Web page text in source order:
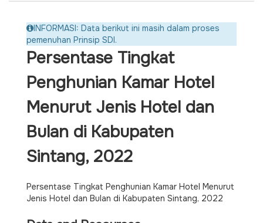
INFORMASI: Data berikut ini masih dalam proses
pemenuhan Prinsip SDI.
Persentase Tingkat
Penghunian Kamar Hotel
Menurut Jenis Hotel dan
Bulan di Kabupaten
Sintang, 2022
Persentase Tingkat Penghunian Kamar Hotel Menurut
Jenis Hotel dan Bulan di Kabupaten Sintang, 2022